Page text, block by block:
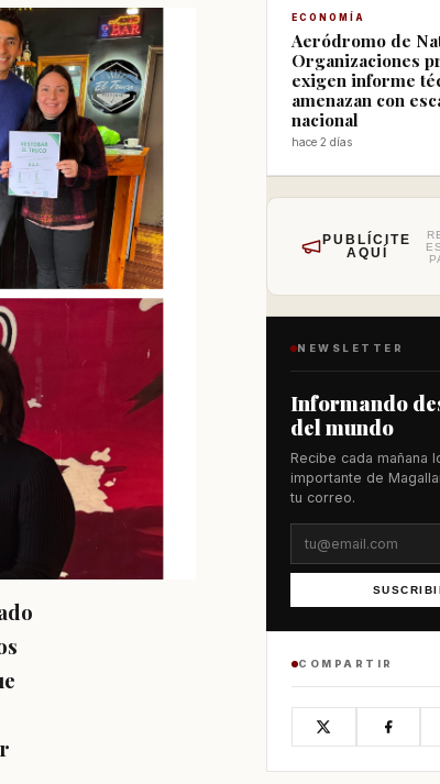
ECONOMÍA
Aeródromo de
Organizaciones
exigen informe
amenazan con
nacional
hace 2 días
PUBLÍCITE
AQUÍ
NEWSLETTER
Informando
del mundo
Recibe cada mañana
importante de
tu correo.
COMPARTIR